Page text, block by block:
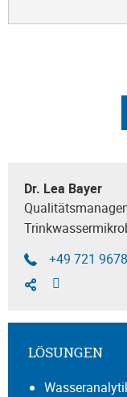
Dr. Lea Bayer
+49 721
LÖSUNGEN